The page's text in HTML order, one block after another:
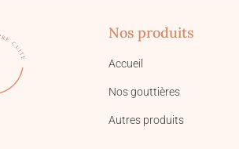
Nos produits
Accueil
Nos gouttières
Autres produits